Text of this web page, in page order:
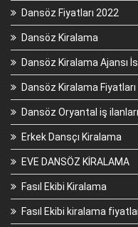
Dansöz Fiyatları 2022
Dansöz Kiralama
Dansöz Kiralama Ajansı
Dansöz Kiralama Fiyatları
Dansöz Oryantal iş ilanları
Erkek Dansçı Kiralama
EVE DANSÖZ KİRALAMA
Fasıl Ekibi Kiralama
Fasıl Ekibi kiralama